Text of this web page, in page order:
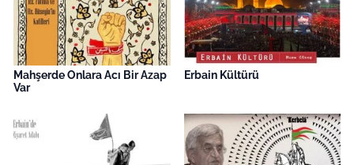
Mahşerde Onlara Acı Bir Azap
Var
Erbain Kültürü